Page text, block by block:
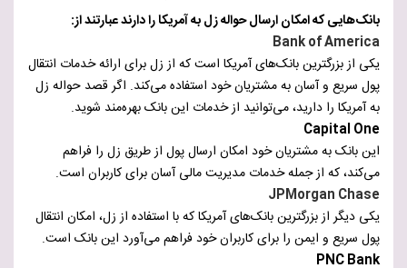
بانک‌هایی که امکان ارسال حواله زل به آمریکا را دارند عبارتند از:
Bank of America
یکی از بزرگترین بانک‌های آمریکا است که از زل برای ارائه خدمات انتقال
پول سریع و آسان به مشتریان خود استفاده می‌کند. اگر قصد حواله زل
به آمریکا را دارید، می‌توانید از خدمات این بانک بهره‌مند شوید.
Capital One
این بانک به مشتریان خود امکان ارسال پول از طریق زل را فراهم
می‌کند، که از جمله خدمات مدیریت مالی آسان برای کاربران است.
JPMorgan Chase
یکی دیگر از بزرگترین بانک‌های آمریکا که با استفاده از زل، امکان انتقال
پول سریع و ایمن را برای کاربران خود فراهم می‌آورد این بانک است.
PNC Bank